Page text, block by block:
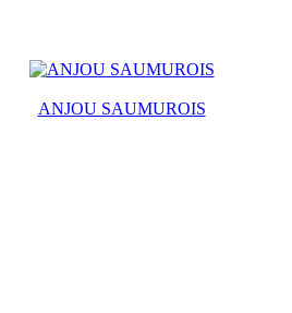
ANJOU SAUMUROIS